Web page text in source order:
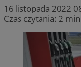
16 listopada 2022
Czas czytania: 2 min.